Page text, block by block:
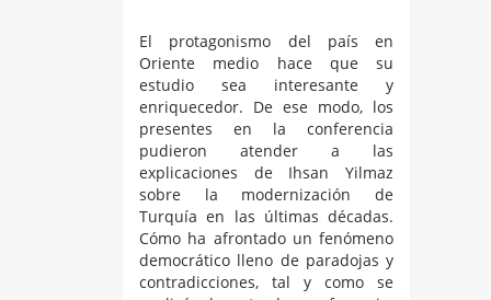
El protagonismo del país en
Oriente medio hace que su
estudio sea interesante y
enriquecedor. De ese modo, los
presentes en la conferencia
pudieron atender a las
explicaciones de Ihsan Yilmaz
sobre la modernización de
Turquía en las últimas décadas.
Cómo ha afrontado un fenómeno
democrático lleno de paradojas y
contradicciones, tal y como se